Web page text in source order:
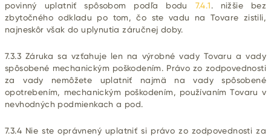
povinný uplatniť spôsobom podľa bodu 7.4.1. nižšie bez
zbytočného odkladu po tom, čo ste vadu na Tovare zistili,
najneskôr však do uplynutia záručnej doby.
7.3.3 Záruka sa vzťahuje len na výrobné vady Tovaru a vady
spôsobené mechanickým poškodením. Právo zo zodpovednosti
za vady nemôžete uplatniť najmä na vady spôsobené
opotrebením, mechanickým poškodením, používaním Tovaru v
nevhodných podmienkach a pod.
7.3.4 Nie ste oprávnený uplatniť si právo zo zodpovednosti za